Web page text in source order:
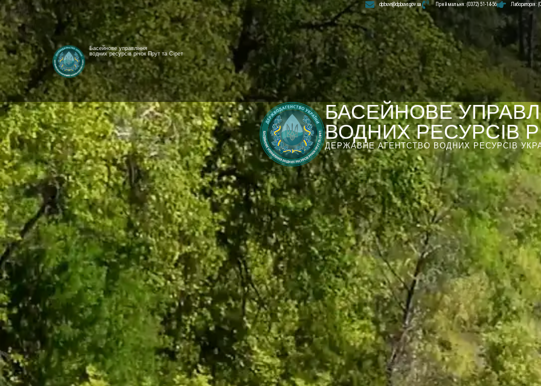
[newyear_garland]
Басейнове управління
водних ресурсів річок Прут та Сірет
Лабораторія:
dpbuvr@dpbuvr.gov.ua Приймальня: (0372) 51-14-56
БАСЕЙНОВЕ
ВОДНИХ РЕСУРСІВ
ДЕРЖАВНЕ АГЕНТСТВО ВОДНИХ РЕСУРСІВ